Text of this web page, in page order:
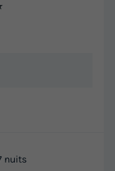
nuits